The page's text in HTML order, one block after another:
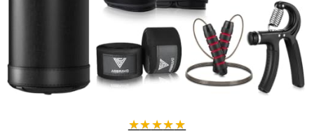
★★★★★